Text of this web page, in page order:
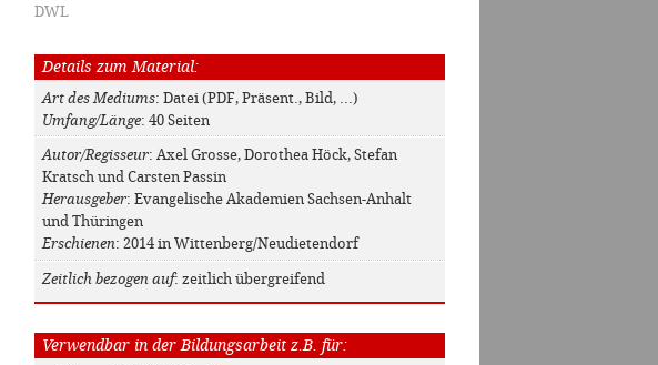
DWL
Details zum Material:
Art des Mediums: Datei (PDF, Präsent., Bild, ...)
Umfang/Länge: 40 Seiten
Autor/Regisseur: Axel Grosse, Dorothea Höck, Stefan
Kratsch und Carsten Passin
Herausgeber: Evangelische Akademien Sachsen-Anhalt
und Thüringen
Erschienen: 2014 in Wittenberg/Neudietendorf
Zeitlich bezogen auf: zeitlich übergreifend
Verwendbar in der Bildungsarbeit z.B. für: